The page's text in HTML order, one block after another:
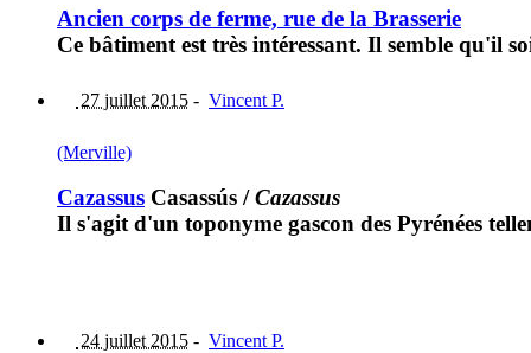
Ancien corps de ferme, rue de la Brasserie
Ce bâtiment est très intéressant. Il semble qu'il
27 juillet 2015 - Vincent P.
(Merville)
Cazassus Casassús /Cazassus
Il s'agit d'un toponyme gascon des Pyrénées
24 juillet 2015 - Vincent P.